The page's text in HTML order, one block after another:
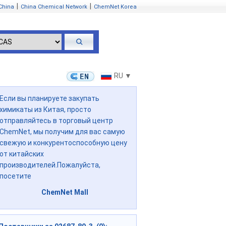
China Chemical Network ChemNet Korea
RU ▼
Если вы планируете закупать
химикаты из Китая, просто
отправляйтесь в торговый центр
ChemNet, мы получим для вас самую
свежую и конкурентоспособную цену
от китайских
производителей.Пожалуйста,
посетите
ChemNet Mall